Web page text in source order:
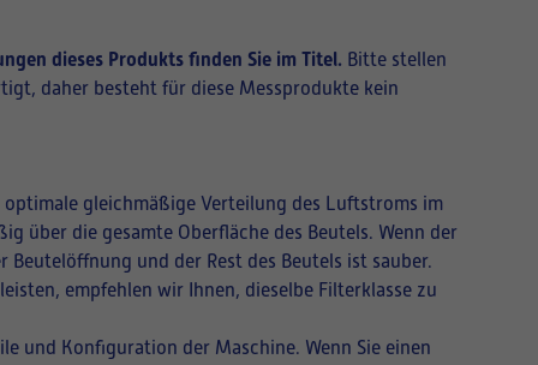
dieses Produkts finden Sie im Titel. Bitte stellen
daher besteht für diese Messprodukte kein
gleichmäßige Verteilung des Luftstroms im
über die gesamte Oberfläche des Beutels. Wenn der
und der Rest des Beutels ist sauber.
empfehlen wir Ihnen, dieselbe Filterklasse zu
und Konfiguration der Maschine. Wenn Sie einen